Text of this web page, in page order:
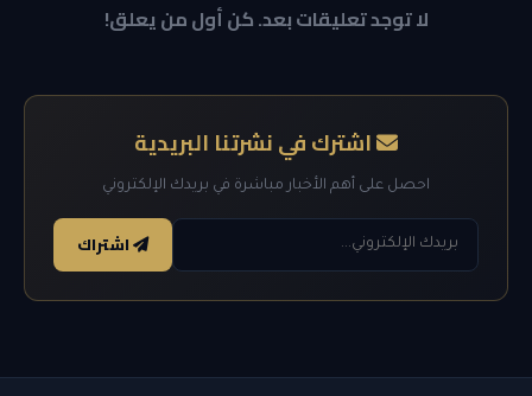
لا توجد تعليقات بعد. كن أول من يعلق!
اشترك في نشرتنا البريدية
احصل على أهم الأخبار مباشرة في بريدك الإلكتروني
اشتراك